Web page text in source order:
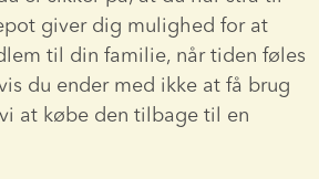
giver dig mulighed for at
til din familie, når tiden føles
du ender med ikke at få brug
at købe den tilbage til en